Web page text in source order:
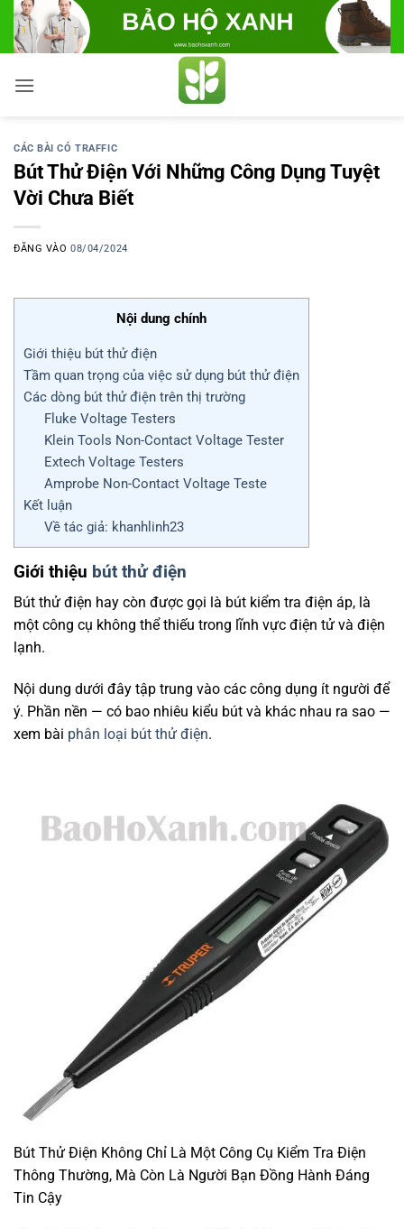
Bỏ
qua
nội
dung
CÁC BÀI CÓ TRAFFIC
Bút Thử Điện Với Những Công Dụng Tuyệt
Vời Chưa Biết
ĐĂNG VÀO08/04/2024
Nội dung chính
Giới thiệu bút thử điện
Tầm quan trọng của việc sử dụng bút thử điện
Các dòng bút thử điện trên thị trường
Fluke Voltage Testers
Klein Tools Non-Contact Voltage Tester
Extech Voltage Testers
Amprobe Non-Contact Voltage Teste
Kết luận
Về tác giả: khanhlinh23
Giới thiệu bút thử điện
Bút thử điện hay còn được gọi là bút kiểm tra điện áp, là
một công cụ không thể thiếu trong lĩnh vực điện tử và điện
lạnh.
Nội dung dưới đây tập trung vào các công dụng ít người để
ý. Phần nền — có bao nhiêu kiểu bút và khác nhau ra sao —
xem bài phân loại bút thử điện.
Bút Thử Điện Không Chỉ Là Một Công Cụ Kiểm Tra Điện
Thông Thường, Mà Còn Là Người Bạn Đồng Hành Đáng
Tin Cậy